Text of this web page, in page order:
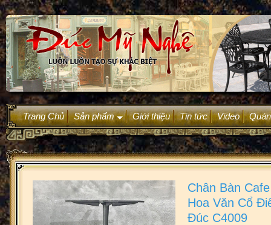
Trang Chủ
+
Sản phẩm Giới thiệu Tin tức Video
Chân Bàn
Hoa Văn Cổ
Đúc C4009